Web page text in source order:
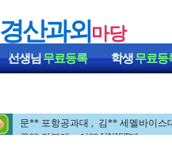
경산과외마당
선생님무료등록 학생무료등
문** 포항공과대 , 김** 세멜바이스
구** 경북대 , 이** UNIST대